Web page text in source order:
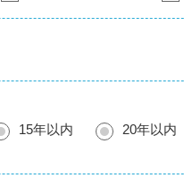
15年以内 20年以内